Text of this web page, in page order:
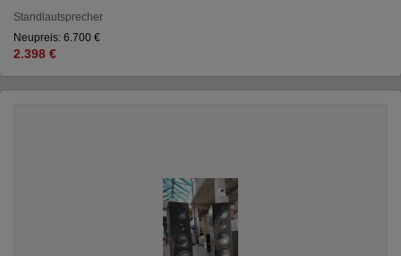
Standlautsprecher
Neupreis: 6.700 €
2.398 €